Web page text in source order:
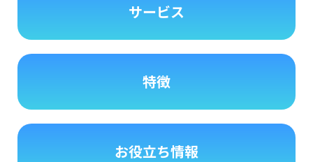
サービス
特徴
お役立ち情報